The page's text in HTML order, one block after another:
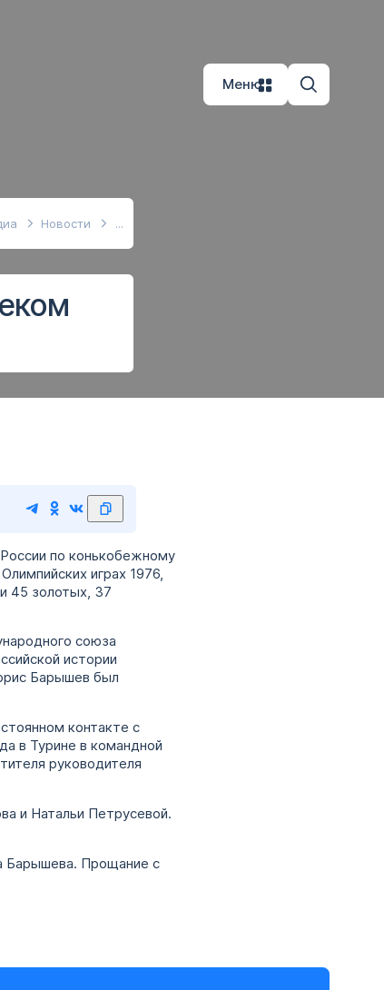
Меню
Новости
по конькобежному
играх 1976,
45 золотых, 37
союза
истории
Барышев был
контакте с
в Турине в командной
руководителя
и Натальи Петрусевой.
Барышева. Прощание с